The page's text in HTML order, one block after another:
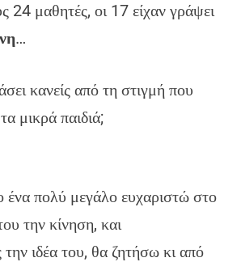
24 μαθητές, οι 17 είχαν γράψει
…
κανείς από τη στιγμή που
μικρά παιδιά;
πολύ μεγάλο ευχαριστώ στο
την κίνηση, και
ιδέα του, θα ζητήσω κι από